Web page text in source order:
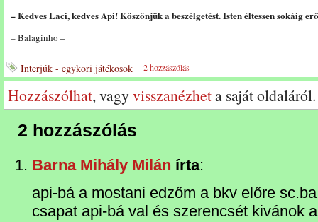
– Kedves Laci, kedves Api! Köszönjük a beszélgetést. Isten éltessen sokáig
– Balaginho –
Interjúk - egykori játékosok---2 hozzászólás
Hozzászólhat, vagyvisszanézheta saját oldaláról.
2 hozzászólás
Barna Mihály Milán írta:
api-bá a mostani edzőm a bkv előre
csapat api-bá val és szerencsét kivánok